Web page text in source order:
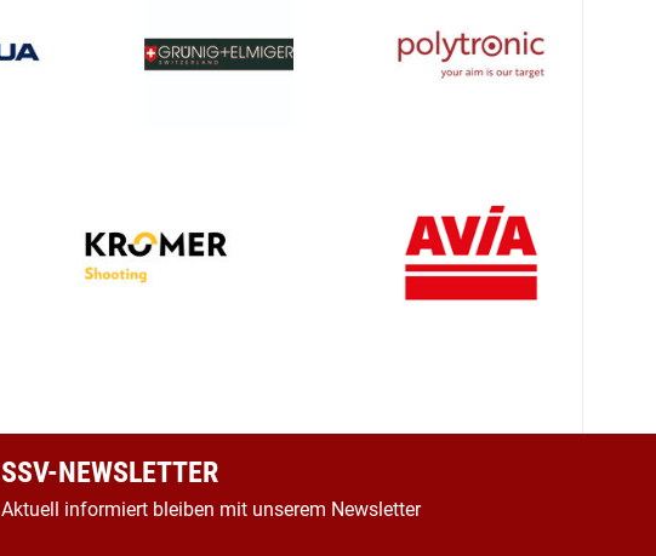
SSV-NEWSLETTER
Aktuell informiert bleiben mit unserem Newsletter